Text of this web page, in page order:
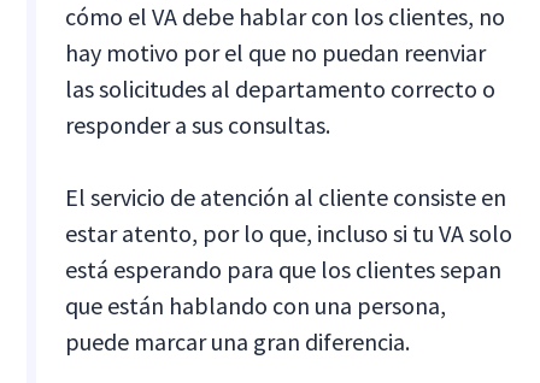
cómo el VA debe hablar con los clientes, no
hay motivo por el que no puedan reenviar
las solicitudes al departamento correcto o
responder a sus consultas.
El servicio de atención al cliente consiste en
estar atento, por lo que, incluso si tu VA solo
está esperando para que los clientes sepan
que están hablando con una persona,
puede marcar una gran diferencia.